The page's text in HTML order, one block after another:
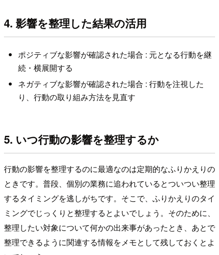
4. 影響を整理した結果の活用
ポジティブな影響が確認された場合 : 元となる行動を継
続・横展開する
ネガティブな影響が確認された場合 : 行動を注視した
り、行動の取り組み方法を見直す
5. いつ行動の影響を整理するか
行動の影響を整理するのに最適なのは定期的なふりかえりの
ときです。普段、個別の業務に追われているとついつい整理
するタイミングを逃しがちです。そこで、ふりかえりのタイ
ミングでじっくりと整理するとよいでしょう。そのために、
整理したい対象について何かの出来事があったとき、あとで
整理できるように関連する情報をメモとして残しておくとよ